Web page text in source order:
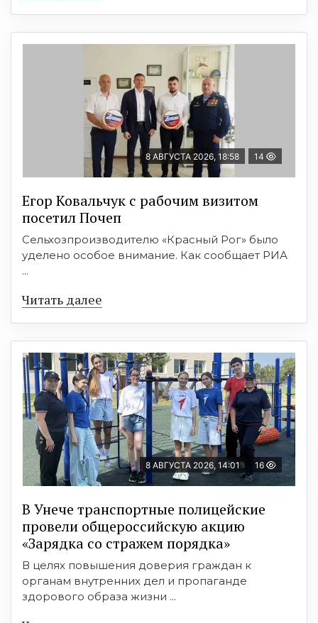
8 АВГУСТА 2026, 18:58 14
Егор Ковальчук с рабочим визитом
посетил Почеп
Сельхозпроизводителю «Красный Рог» было
уделено особое внимание. Как сообщает РИА
...
Читать далее
8 АВГУСТА 2026, 14:01 16
В Унече транспортные полицейские
провели общероссийскую акцию
«Зарядка со стражем порядка»
В целях повышения доверия граждан к
органам внутренних дел и пропаганде
здорового образа жизни ...